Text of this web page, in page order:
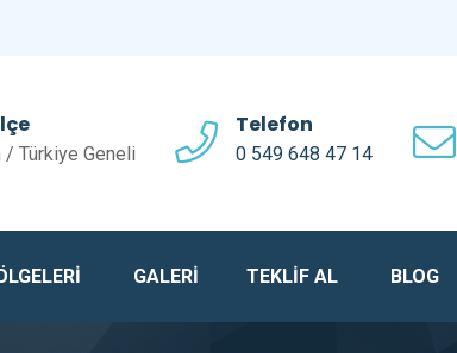
/ Türkiye Geneli
Telefon
0 549 648 47 14
GALERİ TEKLİF AL BLOG